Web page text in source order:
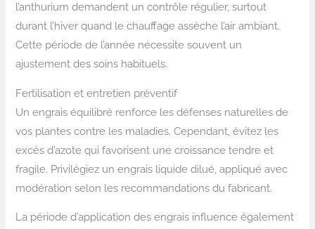
l’anthurium demandent un contrôle régulier, surtout
durant l’hiver quand le chauffage assèche l’air ambiant.
Cette période de l’année nécessite souvent un
ajustement des soins habituels.
Fertilisation et entretien préventif
Un engrais équilibré renforce les défenses naturelles de
vos plantes contre les maladies. Cependant, évitez les
excès d’azote qui favorisent une croissance tendre et
fragile. Privilégiez un engrais liquide dilué, appliqué avec
modération selon les recommandations du fabricant.
La période d’application des engrais influence également